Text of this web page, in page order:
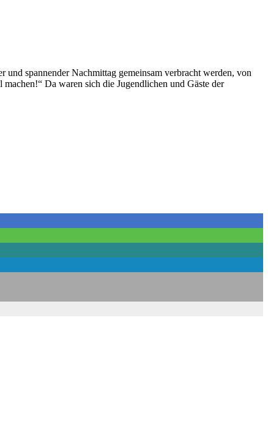
spannender Nachmittag gemeinsam verbracht werden, von
Da waren sich die Jugendlichen und Gäste der